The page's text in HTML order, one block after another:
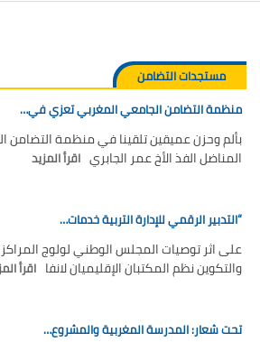
مستجدات التضامن
منظمة التضامن الجامعي المغربي تعزي في…
بألم وحزن عميقين تلقينا في منظمة
المناضل الفذ الأخ عمر الجابري اقرأ المزيد
“التدبير الرقمي للإدارة التربية خدمات…
على اثر توصيات المجلس الوطني لولوج
والتكوين نظم المكتبان الإقليميان لانفا اقرأ
تحت شعار: المدرسة المغربية والمشروع…